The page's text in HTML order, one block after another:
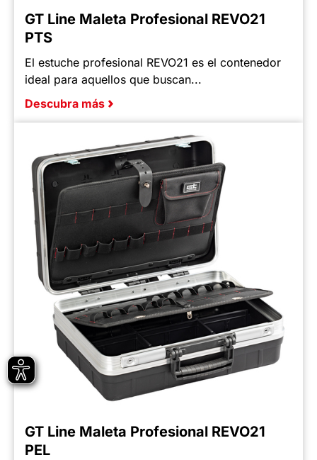
GT Line Maleta Profesional REVO21
PTS
El estuche profesional REVO21 es el contenedor
ideal para aquellos que buscan...
Descubra más
GT Line Maleta Profesional REVO21
PEL